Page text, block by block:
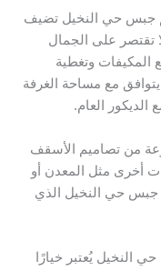
جبس حي النخيل تضيف
تقتصر على الجمال
المكيفات وتغطية
يتوافق مع مساحة الغرفة
الديكور العام.
من تصاميم الأسقف
أخرى مثل المعدن أو
جبس حي النخيل الذي
النخيل يُعتبر خيارًا